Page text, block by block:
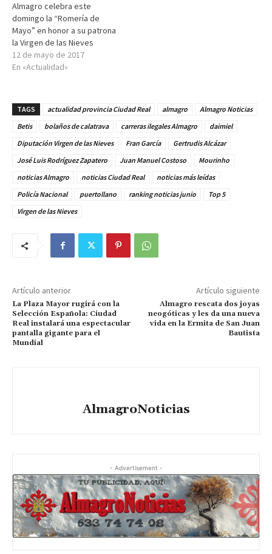
Almagro celebra este
domingo la “Romería de
Mayo” en honor a su patrona
la Virgen de las Nieves
12 de mayo de 2017
En «Actualidad»
TAGS actualidad provincia Ciudad Real almagro
Almagro Noticias
Betis
bolaños de calatrava carreras ilegales Almagro
daimiel
Diputación Virgen de las Nieves
Fran García
Gertrudis Alcázar
José Luis Rodríguez Zapatero
Juan Manuel Costoso
Mourinho
noticias Almagro
noticias Ciudad Real
noticias más leídas
Policía Nacional
puertollano ranking noticias junio
Top 5
Virgen de las Nieves
Artículo anterior
La Plaza Mayor rugirá con la
Selección Española: Ciudad
Real instalará una espectacular
pantalla gigante para el
Mundial
Artículo siguiente
Almagro rescata dos joyas
neogóticas y les da una nueva
vida en la Ermita de San Juan
Bautista
AlmagroNoticias
- Advertisement -